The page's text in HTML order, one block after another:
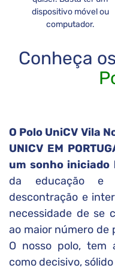
dispositivo móvel ou
computador.
Conheça
O Polo UniCV Vila
UNICV EM
um sonho iniciado
da educação e
descontração e
necessidade de se
ao maior número de
O nosso polo, tem
como decisivo,